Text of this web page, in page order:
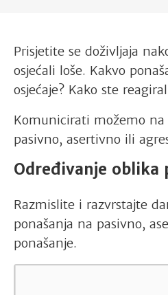
Prisjetite se doživljaja
osjećali loše. Kakvo
osjećaje? Kako ste
Komunicirati možemo
pasivno, asertivno ili
Određivanje oblika
Razmislite i razvrstajte
ponašanja na pasivno,
ponašanje.